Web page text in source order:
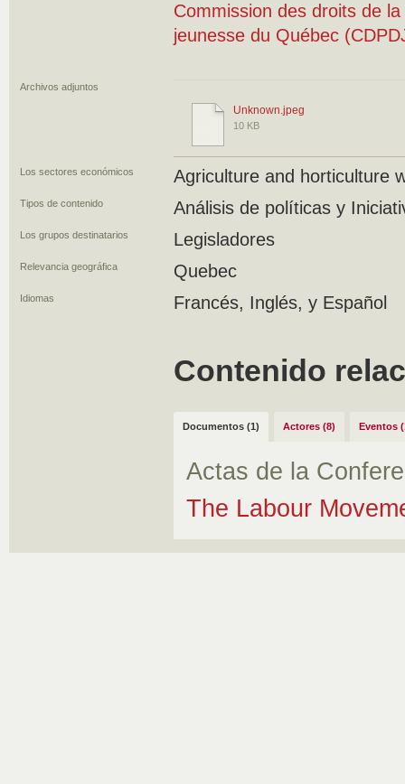
Commission des droits de
jeunesse du Québec
Archivos adjuntos
Unknown.jpeg
10 KB
Los sectores económicos Agriculture and horticulture
Tipos de contenido Análisis de políticas y
Los grupos destinatarios Legisladores
Relevancia geográfica Quebec
Idiomas Francés, Inglés, y Español
Contenido
Documentos (1) Actores (8) Eventos
Actas de la
The Labour